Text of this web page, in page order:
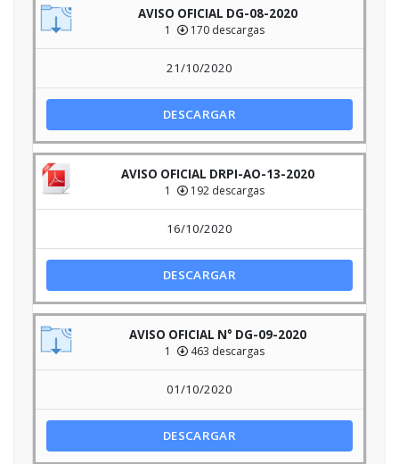
AVISO OFICIAL DG-08-2020
1 170 descargas
21/10/2020
DESCARGAR
AVISO OFICIAL DRPI-AO-13-2020
1 192 descargas
16/10/2020
DESCARGAR
AVISO OFICIAL N° DG-09-2020
1 463 descargas
01/10/2020
DESCARGAR